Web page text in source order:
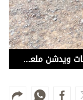
«رأس الخيمة لأصحاب الهمم» يستحدث 4 رياضات ويدشن ملعب البادل